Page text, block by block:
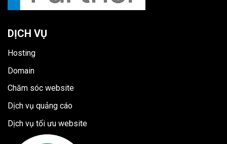
DỊCH VỤ
Hosting
Domain
Chăm sóc website
Dịch vụ quảng cáo
Dịch vụ tối ưu website